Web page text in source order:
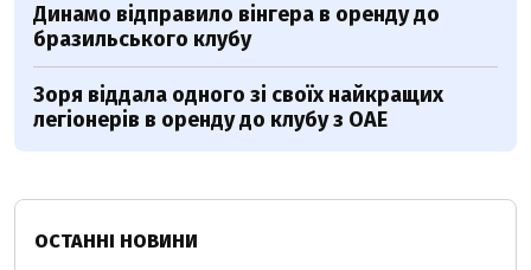
Динамо відправило вінгера в оренду до
бразильського клубу
Зоря віддала одного зі своїх найкращих
легіонерів в оренду до клубу з ОАЕ
ОСТАННІ НОВИНИ